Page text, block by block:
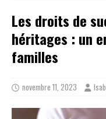
Les droits de
héritages : un
familles
novembre 11, 2023